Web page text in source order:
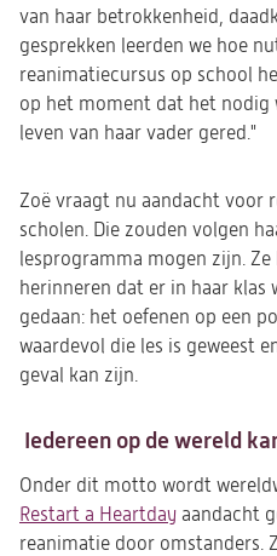
van haar betrokkenheid,
gesprekken leerden we hoe
reanimatiecursus op school
op het moment dat het nodig
leven van haar vader gered."
Zoë vraagt nu aandacht voor
scholen. Die zouden volgen
lesprogramma mogen zijn.
herinneren dat er in haar klas
gedaan: het oefenen op een
waardevol die les is geweest
geval kan zijn.
Iedereen op de wereld
Onder dit motto wordt
Restart a Heartday (opent
in
aandacht
reanimatie door omstanders.